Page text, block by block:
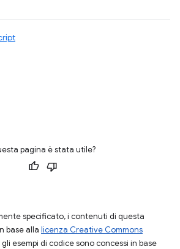
pagina è stata utile?
specificato, i contenuti di questa
base alla licenza Creative Commons
esempi di codice sono concessi in base